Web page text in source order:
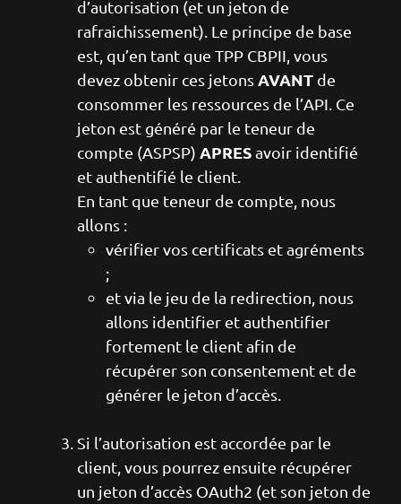
d’autorisation (et un jeton de
rafraichissement). Le principe de base
est, qu’en tant que TPP CBPII, vous
devez obtenir ces jetonsAVANT de
consommer les ressources de l’API. Ce
jeton est généré par le teneur de
compte (ASPSP) APRESavoir identifié
et authentifié le client.
En tant que teneur de compte, nous
allons :
vérifier vos certificats et agréments
;
et via le jeu de la redirection, nous
allons identifier et authentifier
fortement le client afin de
récupérer son consentement et de
générer le jeton d’accès.
Si l’autorisation est accordée par le
client, vous pourrez ensuite récupérer
un jeton d’accès OAuth2 (et son jeton de